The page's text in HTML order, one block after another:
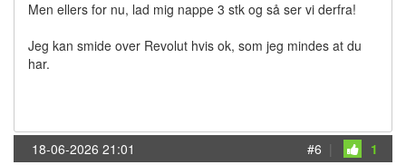
Men ellers for nu, lad mig nappe 3 stk og så ser vi derfra!
Jeg kan smide over Revolut hvis ok, som jeg mindes at du
har.
18-06-2026 21:01 #6 | 1